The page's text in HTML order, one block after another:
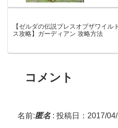
【ゼルダの伝説ブレスオブザワイル
ス攻略】ガーディアン 攻略方法
コメント
名前:匿名: 投稿日：2017/